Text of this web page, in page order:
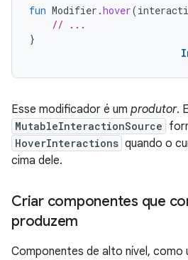
fun Modifier .hover(
// ...
}
Esse modificador é um produtor.
MutableInteractionSource
HoverInteractions quando o
cima dele.
Criar componentes que
produzem
Componentes de alto nível, como